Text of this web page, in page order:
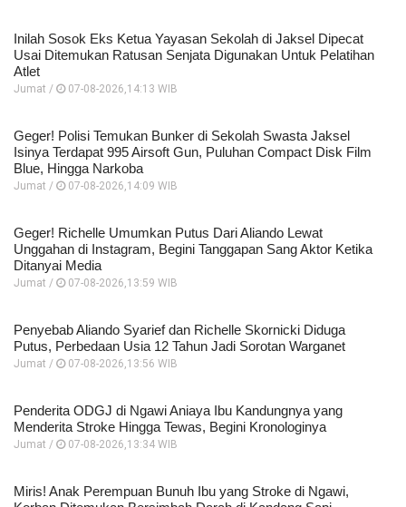
Inilah Sosok Eks Ketua Yayasan Sekolah di Jaksel Dipecat
Usai Ditemukan Ratusan Senjata Digunakan Untuk Pelatihan
Atlet
Jumat / 07-08-2026,14:13 WIB
Geger! Polisi Temukan Bunker di Sekolah Swasta Jaksel
Isinya Terdapat 995 Airsoft Gun, Puluhan Compact Disk Film
Blue, Hingga Narkoba
Jumat / 07-08-2026,14:09 WIB
Geger! Richelle Umumkan Putus Dari Aliando Lewat
Unggahan di Instagram, Begini Tanggapan Sang Aktor Ketika
Ditanyai Media
Jumat / 07-08-2026,13:59 WIB
Penyebab Aliando Syarief dan Richelle Skornicki Diduga
Putus, Perbedaan Usia 12 Tahun Jadi Sorotan Warganet
Jumat / 07-08-2026,13:56 WIB
Penderita ODGJ di Ngawi Aniaya Ibu Kandungnya yang
Menderita Stroke Hingga Tewas, Begini Kronologinya
Jumat / 07-08-2026,13:34 WIB
Miris! Anak Perempuan Bunuh Ibu yang Stroke di Ngawi,